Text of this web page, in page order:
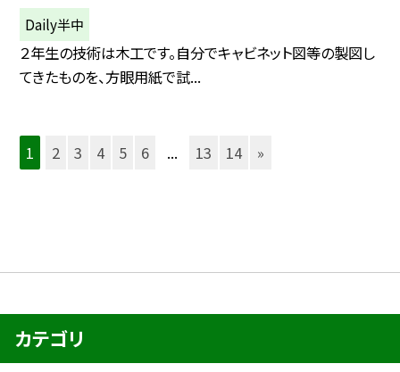
Daily半中
２年生の技術は木工です。自分でキャビネット図等の製図し
てきたものを、方眼用紙で試...
1 2 3 4 5 6 ... 13 14 »
カテゴリ